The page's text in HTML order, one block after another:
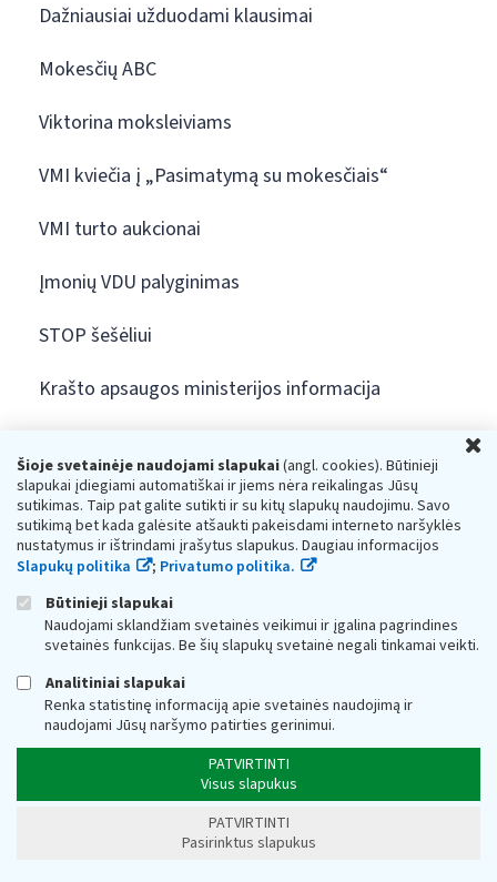
Šioje svetainėje naudojami slapukai(angl. cookies). Būtinieji
slapukai įdiegiami automatiškai ir jiems nėra reikalingas Jūsų
sutikimas. Taip pat galite sutikti ir su kitų slapukų naudojimu. Savo
sutikimą bet kada galėsite atšaukti pakeisdami interneto naršyklės
nustatymus ir ištrindami įrašytus slapukus. Daugiau informacijos
Slapukų politika
; Privatumo politika.
Būtinieji slapukai
Naudojami sklandžiam svetainės veikimui ir įgalina pagrindines
svetainės funkcijas. Be šių slapukų svetainė negali tinkamai veikti.
Analitiniai slapukai
Renka statistinę informaciją apie svetainės naudojimą ir
naudojami Jūsų naršymo patirties gerinimui.
PATVIRTINTI
Visus slapukus
PATVIRTINTI
Pasirinktus slapukus
Dažniausiai užduodami klausimai
Mokesčių ABC
Viktorina moksleiviams
VMI kviečia į „Pasimatymą su mokesčiais“
VMI turto aukcionai
Įmonių VDU palyginimas
STOP šešėliui
Krašto apsaugos ministerijos informacija
Ieškome turto savininkų
Nuorodos
gyventojams:
+370 5 260 5060
Darbo laikas: I-IV 8.00-17.00, V 8.00-15.45.
Prieššventinę dieną - viena valanda trumpiau.
Kiekvieno mėnesio antrą penktadienį 8.00 val. - 12.00 val.
Paklausimas perMano VMI